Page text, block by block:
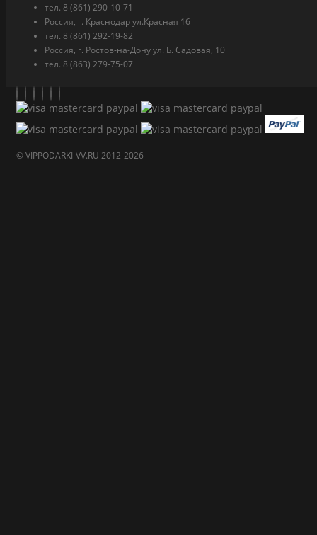
тел. 8 (861) 290-10-71
Россия, г. Краснодар ул.Красная 16
тел. 8 (861) 292-19-82
Россия, г. Ростов-на-Дону ул. Б. Садовая, 10
тел. 8 (863) 279-75-07
© VIPPODARKI-VV.RU 2012-2026